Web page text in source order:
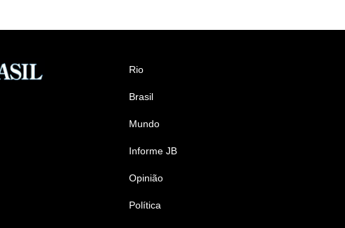
Rio
Brasil
Mundo
Informe JB
Opinião
Política